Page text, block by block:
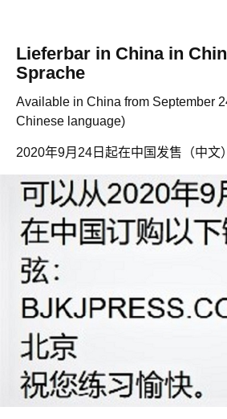
Lieferbar in China in
Sprache
Available in China from September
Chinese language)
2020年9月24日起在中国发售（中文）